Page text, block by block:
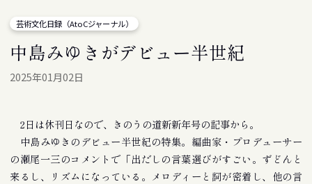
芸術文化日録（AtoCジャーナル）
中島みゆきがデビュー半世紀
2025年01月02日
2日は休刊日なので、きのうの道新新年号の記事から。
中島みゆきのデビュー半世紀の特集。編曲家・プロデューサー
の瀬尾一三のコメントで「出だしの言葉選びがすごい。ずどんと
来るし、リズムになっている。メロディーと詞が密着し、他の言